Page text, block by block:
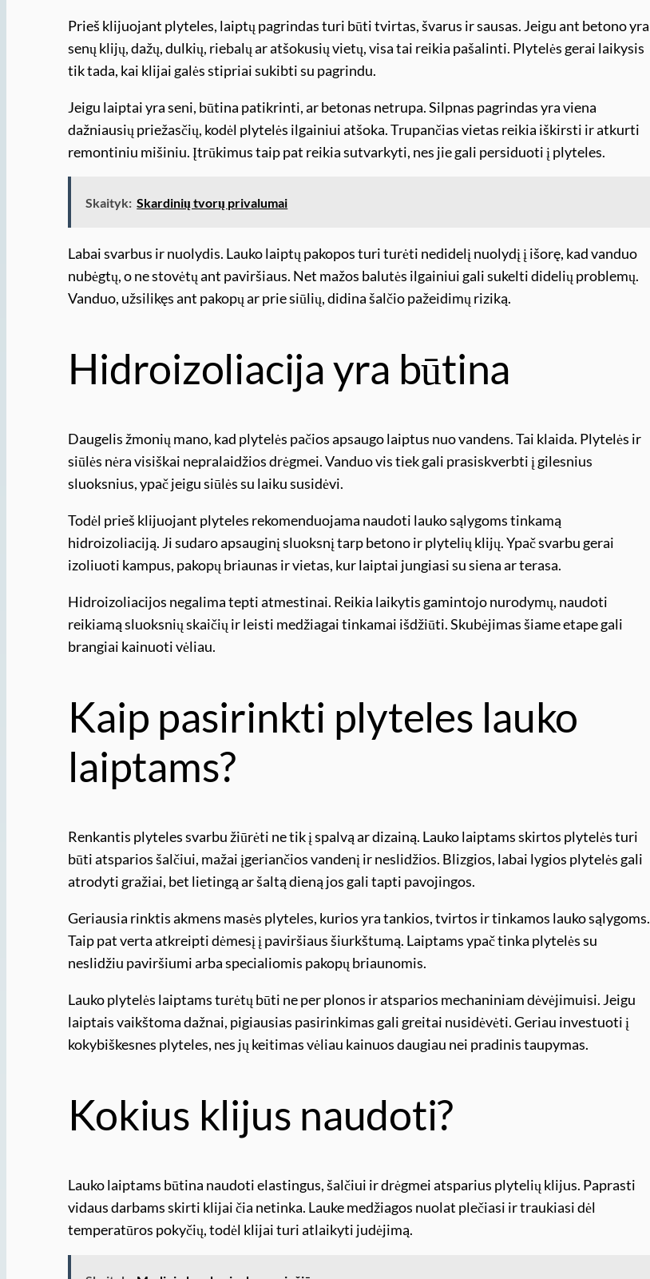
Prieš klijuojant plyteles, laiptų pagrindas turi būti tvirtas, švarus ir sausas. Jeigu ant betono yra
senų klijų, dažų, dulkių, riebalų ar atšokusių vietų, visa tai reikia pašalinti. Plytelės gerai laikysis
tik tada, kai klijai galės stipriai sukibti su pagrindu.
Jeigu laiptai yra seni, būtina patikrinti, ar betonas netrupa. Silpnas pagrindas yra viena
dažniausių priežasčių, kodėl plytelės ilgainiui atšoka. Trupančias vietas reikia iškirsti ir atkurti
remontiniu mišiniu. Įtrūkimus taip pat reikia sutvarkyti, nes jie gali persiduoti į plyteles.
Skaityk: Skardinių tvorų privalumai
Labai svarbus ir nuolydis. Lauko laiptų pakopos turi turėti nedidelį nuolydį į išorę, kad vanduo
nubėgtų, o ne stovėtų ant paviršiaus. Net mažos balutės ilgainiui gali sukelti didelių problemų.
Vanduo, užsilikęs ant pakopų ar prie siūlių, didina šalčio pažeidimų riziką.
Hidroizoliacija yra būtina
Daugelis žmonių mano, kad plytelės pačios apsaugo laiptus nuo vandens. Tai klaida. Plytelės ir
siūlės nėra visiškai nepralaidžios drėgmei. Vanduo vis tiek gali prasiskverbti į gilesnius
sluoksnius, ypač jeigu siūlės su laiku susidėvi.
Todėl prieš klijuojant plyteles rekomenduojama naudoti lauko sąlygoms tinkamą
hidroizoliaciją. Ji sudaro apsauginį sluoksnį tarp betono ir plytelių klijų. Ypač svarbu gerai
izoliuoti kampus, pakopų briaunas ir vietas, kur laiptai jungiasi su siena ar terasa.
Hidroizoliacijos negalima tepti atmestinai. Reikia laikytis gamintojo nurodymų, naudoti
reikiamą sluoksnių skaičių ir leisti medžiagai tinkamai išdžiūti. Skubėjimas šiame etape gali
brangiai kainuoti vėliau.
Kaip pasirinkti plyteles lauko
laiptams?
Renkantis plyteles svarbu žiūrėti ne tik į spalvą ar dizainą. Lauko laiptams skirtos plytelės turi
būti atsparios šalčiui, mažai įgeriančios vandenį ir neslidžios. Blizgios, labai lygios plytelės gali
atrodyti gražiai, bet lietingą ar šaltą dieną jos gali tapti pavojingos.
Geriausia rinktis akmens masės plyteles, kurios yra tankios, tvirtos ir tinkamos lauko sąlygoms.
Taip pat verta atkreipti dėmesį į paviršiaus šiurkštumą. Laiptams ypač tinka plytelės su
neslidžiu paviršiumi arba specialiomis pakopų briaunomis.
Lauko plytelės laiptams turėtų būti ne per plonos ir atsparios mechaniniam dėvėjimuisi. Jeigu
laiptais vaikštoma dažnai, pigiausias pasirinkimas gali greitai nusidėvėti. Geriau investuoti į
kokybiškesnes plyteles, nes jų keitimas vėliau kainuos daugiau nei pradinis taupymas.
Kokius klijus naudoti?
Lauko laiptams būtina naudoti elastingus, šalčiui ir drėgmei atsparius plytelių klijus. Paprasti
vidaus darbams skirti klijai čia netinka. Lauke medžiagos nuolat plečiasi ir traukiasi dėl
temperatūros pokyčių, todėl klijai turi atlaikyti judėjimą.